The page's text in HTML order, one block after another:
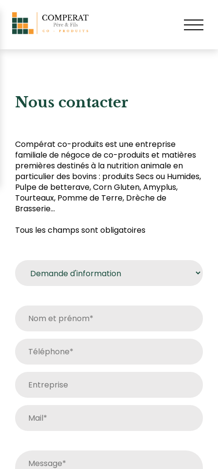
Nous contacter
Compérat co-produits est une entreprise
familiale de négoce de co-produits et matières
premières destinés à la nutrition animale en
particulier des bovins : produits Secs ou Humides,
Pulpe de betterave, Corn Gluten, Amyplus,
Tourteaux, Pomme de Terre, Drèche de
Brasserie…
Tous les champs sont obligatoires